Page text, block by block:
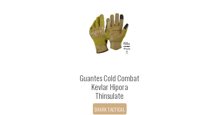
Guantes Cold Combat
Kevlar Hipora
Thinsulate
SHARK TACTICAL